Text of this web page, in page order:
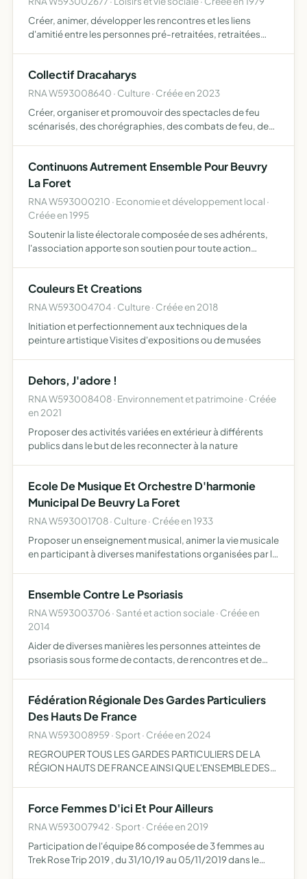
Créer, animer, développer les rencontres et les liens
d'amitié entre les personnes pré-retraitées, retraitées
philosophiques,…
Collectif Dracaharys
RNA W593008640 · Culture · Créée en 2023
Créer, organiser et promouvoir des spectacles de feu
scénarisés, des chorégraphies, des combats de feu, des
diffé…
Continuons Autrement Ensemble Pour Beuvry
La Foret
RNA W593000210 · Economie et développement local ·
Créée en 1995
Soutenir la liste électorale composée de ses adhérents,
l'association apporte son soutien pour toute action
Couleurs Et Creations
RNA W593004704 · Culture · Créée en 2018
Initiation et perfectionnement aux techniques de la
peinture artistique Visites d'expositions ou de musées
Dehors, J'adore !
RNA W593008408 · Environnement et patrimoine · Créée
en 2021
Proposer des activités variées en extérieur à différents
publics dans le but de les reconnecter à la nature
Ecole De Musique Et Orchestre D'harmonie
Municipal De Beuvry La Foret
RNA W593001708 · Culture · Créée en 1933
Proposer un enseignement musical, animer la vie musicale
en participant à diverses manifestations organisées par la
Ensemble Contre Le Psoriasis
RNA W593003706 · Santé et action sociale · Créée en
2014
Aider de diverses manières les personnes atteintes de
psoriasis sous forme de contacts, de rencontres et de
pharmacies,…
Fédération Régionale Des Gardes Particuliers
Des Hauts De France
RNA W593008959 · Sport · Créée en 2024
REGROUPER TOUS LES GARDES PARTICULIERS DE LA
RÉGION HAUTS DE FRANCE AINSI QUE L'ENSEMBLE DES
Force Femmes D'ici Et Pour Ailleurs
RNA W593007942 · Sport · Créée en 2019
Participation de l'équipe 86 composée de 3 femmes au
Trek Rose Trip 2019 , du 31/10/19 au 05/11/2019 dans le